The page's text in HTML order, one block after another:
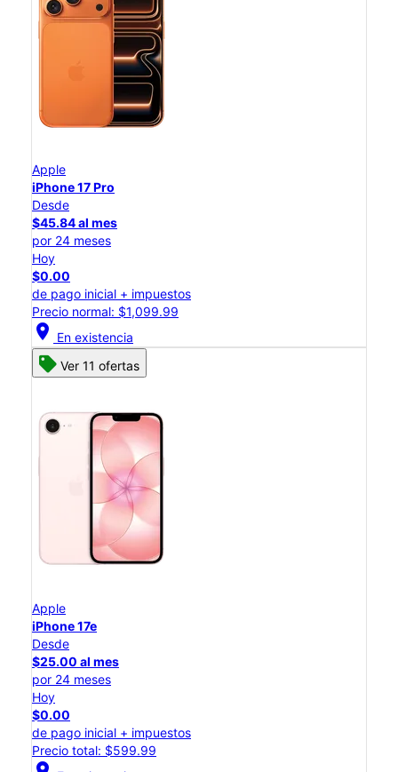
Apple
iPhone 17 Pro
Desde
$45.84 al mes
por 24 meses
Hoy
$0.00
de pago inicial + impuestos
Precio normal: $1,099.99
location_on En existencia
Ver 11 ofertas
Apple
iPhone 17e
Desde
$25.00 al mes
por 24 meses
Hoy
$0.00
de pago inicial + impuestos
Precio total: $599.99